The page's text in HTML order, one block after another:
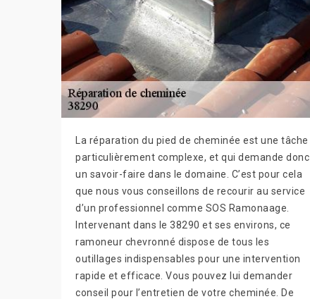
La réparation du pied de cheminée est une tâche
particulièrement complexe, et qui demande donc
un savoir-faire dans le domaine. C’est pour cela
que nous vous conseillons de recourir au service
d’un professionnel comme SOS Ramonaage.
Intervenant dans le 38290 et ses environs, ce
ramoneur chevronné dispose de tous les
outillages indispensables pour une intervention
rapide et efficace. Vous pouvez lui demander
conseil pour l’entretien de votre cheminée. De